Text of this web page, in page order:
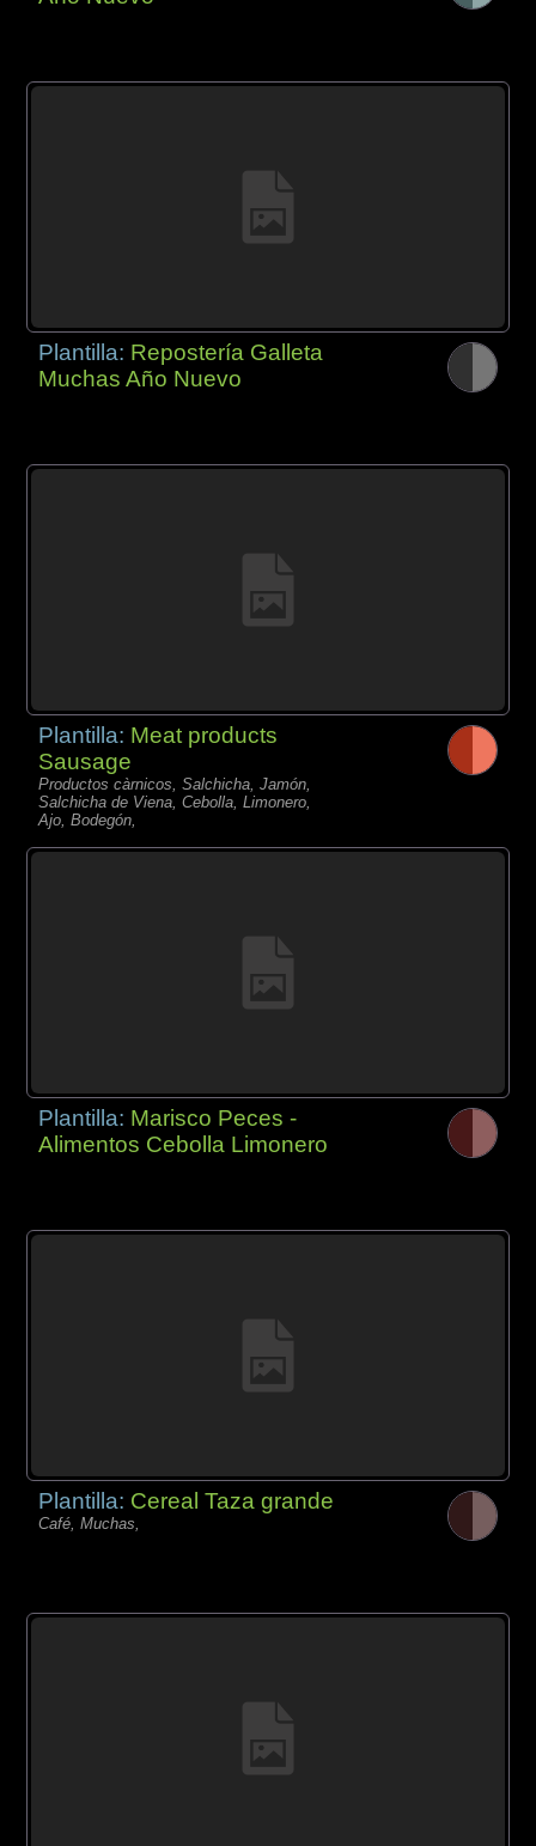
Plantilla: Repostería Galleta
Muchas Año Nuevo
Plantilla: Meat products
Sausage
Productos càrnicos, Salchicha, Jamón,
Salchicha de Viena, Cebolla, Limonero,
Ajo, Bodegón,
Plantilla: Marisco Peces -
Alimentos Cebolla Limonero
Plantilla: Cereal Taza grande
Café, Muchas,